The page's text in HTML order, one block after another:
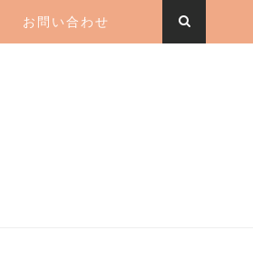
お問い合わせ